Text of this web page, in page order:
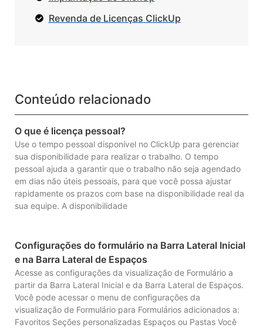
Revenda de Licenças ClickUp
Conteúdo relacionado
O que é licença pessoal?
Use o tempo pessoal disponível no ClickUp para gerenciar
sua disponibilidade para realizar o trabalho. O tempo
pessoal ajuda a garantir que o trabalho não seja agendado
em dias não úteis pessoais, para que você possa ajustar
rapidamente os prazos com base na disponibilidade real da
sua equipe. A disponibilidade
Configurações do formulário na Barra Lateral Inicial
e na Barra Lateral de Espaços
Acesse as configurações da visualização de Formulário a
partir da Barra Lateral Inicial e da Barra Lateral de Espaços.
Você pode acessar o menu de configurações da
visualização de Formulário para Formulários adicionados a:
Favoritos Seções personalizadas Espaços ou Pastas Você